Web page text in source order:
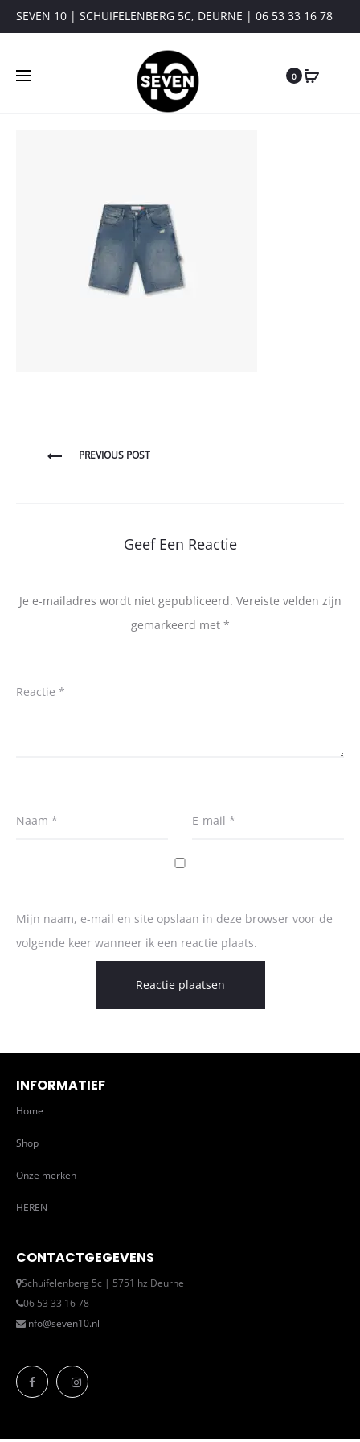
SEVEN 10 | SCHUIFELENBERG 5C, DEURNE | 06 53 33 16 78
0
BerichtPREVIOUS POST
Geef Een Reactie
Je e-mailadres wordt niet gepubliceerd. Vereiste velden zijn
gemarkeerd met *
Reactie *
Naam * E-mail *
Mijn naam, e-mail en site opslaan in deze browser voor de
volgende keer wanneer ik een reactie plaats.
INFORMATIEF
Home
Shop
Onze merken
HEREN
CONTACTGEGEVENS
Schuifelenberg 5c | 5751 hz Deurne
06 53 33 16 78
info@seven10.nl